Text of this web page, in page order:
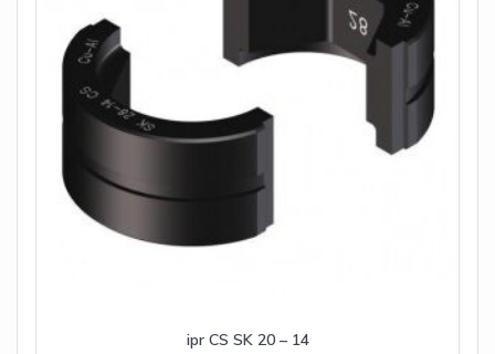
ipr CS SK 20 – 14